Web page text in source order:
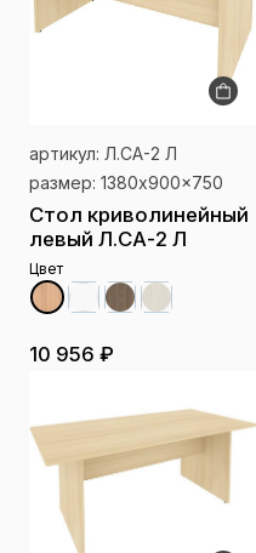
артикул: Л.СА-2 Л
размер: 1380x900x750
Стол криволинейный
левый Л.СА-2 Л
Цвет
10 956 ₽